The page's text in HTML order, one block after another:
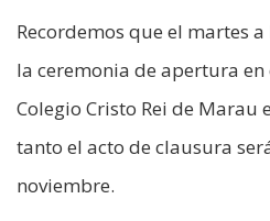
Recordemos que el martes
la ceremonia de apertura en
Colegio Cristo Rei de Marau
tanto el acto de clausura
noviembre.